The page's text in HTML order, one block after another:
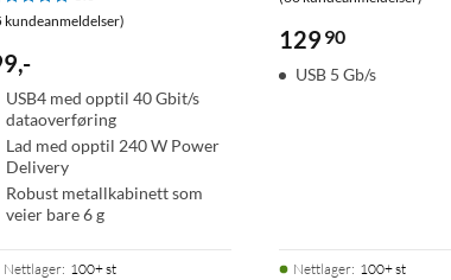
kundeanmeldelser)
,-
USB4 med opptil 40 Gbit/s
dataoverføring
Lad med opptil 240 W Power
Delivery
Robust metallkabinett som
veier bare 6 g
Nettlager: 100+ st
129 90
USB 5 Gb/s
Nettlager: 100+ st